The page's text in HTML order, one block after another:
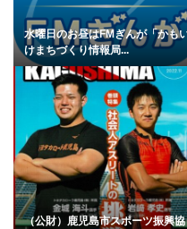
水曜日のお昼はFMぎんが「かも
けまちづくり情報局...
（公財）鹿児島市スポーツ振興協